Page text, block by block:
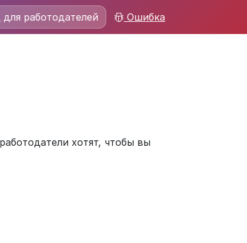
работодателей Ошибка
хотят, чтобы вы